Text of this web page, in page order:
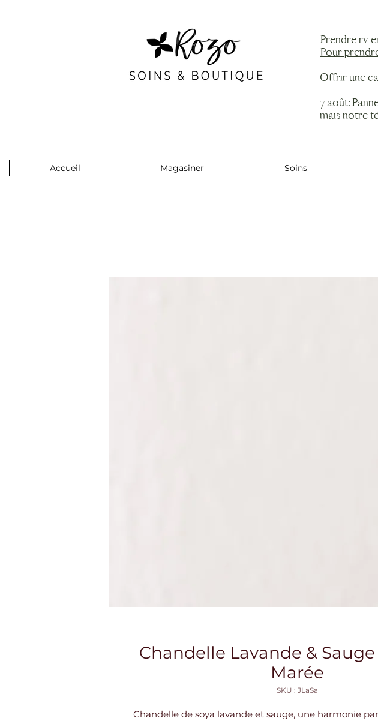
Prendre rv
Pour
Offrir une
7 août:
mais notre
Accueil Magasiner Soins
Chandelle Lavande & Sauge
Marée
SKU : JLaSa
Chandelle de soya lavande et sauge, une harmonie